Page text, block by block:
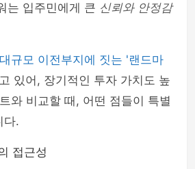
는 입주민에게 큰 신뢰와 안정감
대규모 이전부지에 짓는 '랜드마
있어, 장기적인 투자 가치도 높
와 비교할 때, 어떤 점들이 특별
다.
접근성